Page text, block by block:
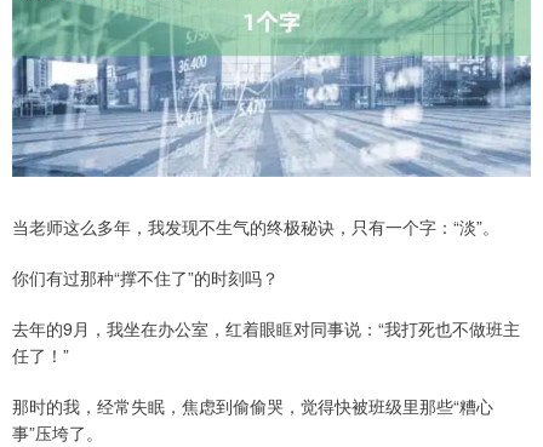
当老师这么多年，我发现不生气的终极秘诀，只有一个字：“淡”。
你们有过那种“撑不住了”的时刻吗？
去年的9月，我坐在办公室，红着眼眶对同事说：“我打死也不做班主
任了！”
那时的我，经常失眠，焦虑到偷偷哭，觉得快被班级里那些“糟心
事”压垮了。